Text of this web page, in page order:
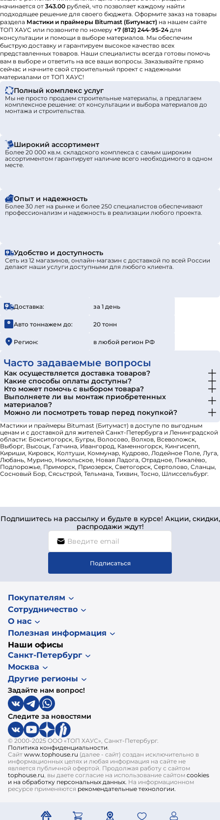
начинается от 343.00 рублей, что позволяет каждому найти
подходящее решение для своего бюджета. Оформите заказ на товары
раздела Мастики и праймеры Bitumast (Битумаст) на нашем сайте
ТОП ХАУС или позвоните по номеру +7 (812) 244-95-24 для
консультации и помощи в выборе материалов. Мы обеспечим
быструю доставку и гарантируем высокое качество всех
представленных товаров. Наши специалисты всегда готовы помочь
вам в выборе и ответить на все ваши вопросы. Заказывайте прямо
сейчас и начните свой строительный проект с надежными
материалами от ТОП ХАУС!
Полный комплекс услуг
Мы не просто продаем строительные материалы, а предлагаем
комплексное решение: от консультации и выбора материалов до
монтажа и строительства.
Широкий ассортимент
Более 20 000 кв.м. складского комплекса с самым широким
ассортиментом гарантирует наличие всего необходимого в одном
месте.
Опыт и надежность
Более 30 лет на рынке и более 250 специалистов обеспечивают
профессионализм и надежность в реализации любого проекта.
Удобство и доступность
Сеть из 12 магазинов, онлайн-магазин с доставкой по всей России
делают наши услуги доступными для любого клиента.
Доставка: за 1 день
Авто тоннажем до: 20 тонн
Регион: в любой регион РФ
Часто задаваемые вопросы
Как осуществляется доставка товаров?
Какие способы оплаты доступны?
Кто может помочь с выбором товара?
Выполняете ли вы монтаж приобретенных
материалов?
Можно ли посмотреть товар перед покупкой?
Мастики и праймеры Bitumast (Битумаст) в доступе по выгодным
ценам и с доставкой для жителей Санкт-Петербурга и Ленинградской
области: Бокситогорск, Бугры, Волосово, Волхов, Всеволожск,
Выборг, Высоцк, Гатчина, Ивангород, Каменногорск, Кингисепп,
Кириши, Кировск, Колтуши, Коммунар, Кудрово, Лодейное Поле, Луга,
Любань, Мурино, Никольское, Новая Ладога, Отрадное, Пикалёво,
Подпорожье, Приморск, Приозерск, Светогорск, Сертолово, Сланцы,
Сосновый Бор, Сясьстрой, Тельмана, Тихвин, Тосно, Шлиссельбург.
Подпишитесь на рассылку и будьте в курсе! Акции, скидки,
распродажи ждут!
Подписаться
Покупателям
Сотрудничество
О нас
Полезная информация
Наши офисы
Санкт-Петербург
Москва
Другие регионы
Задайте нам вопрос!
Следите за новостями
© 2000-2025 ООО «ТОП ХАУС», Санкт-Петербург.
Политика конфиденциальности.
Сайт www.tophouse.ru (далее - сайт) создан исключительно в
информационных целях и любая информация на сайте не
является публичной офертой. Продолжая работу с сайтом
tophouse.ru, вы даете согласие на использование сайтом cookies
и на обработку персональных данных. На информационном
ресурсе применяются рекомендательные технологии.